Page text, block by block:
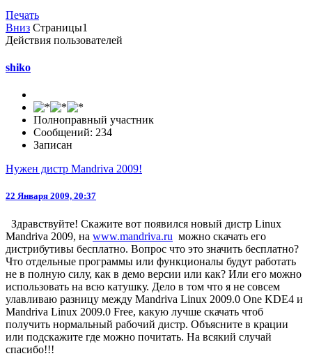
Печать
Вниз Страницы1
Действия пользователей
shiko
Полноправный участник
Сообщений: 234
Записан
Нужен дистр Mandriva 2009!
22 Января 2009, 20:37
Здравствуйте! Скажите вот появился новый дистр Linux
Mandriva 2009, на www.mandriva.ru можно скачать его
дистрибутивы бесплатно. Вопрос что это значить бесплатно?
Что отдельные программы или функционалы будут работать
не в полную силу, как в демо версии или как? Или его можно
использовать на всю катушку. Дело в том что я не совсем
улавливаю разницу между Mandriva Linux 2009.0 One KDE4 и
Mandriva Linux 2009.0 Free, какую лучше скачать чтоб
получить нормальный рабочий дистр. Объясните в крации
или подскажите где можно почитать. На всякий случай
спасибо!!!